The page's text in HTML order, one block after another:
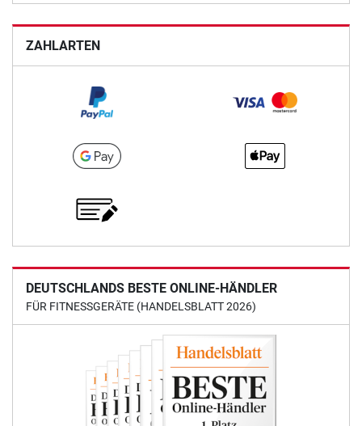
ZAHLARTEN
DEUTSCHLANDS BESTE ONLINE-HÄNDLER
FÜR FITNESSGERÄTE (HANDELSBLATT 2026)